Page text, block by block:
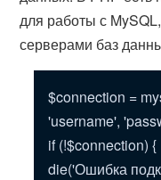
для работы с
серверами баз
$connection =
'username',
if (!$connection) {
die('Ошибка